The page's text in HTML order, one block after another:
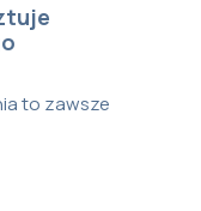
to zawsze